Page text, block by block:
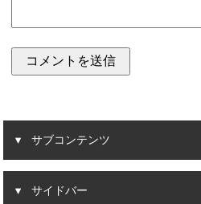
サブコンテンツ
サイドバー